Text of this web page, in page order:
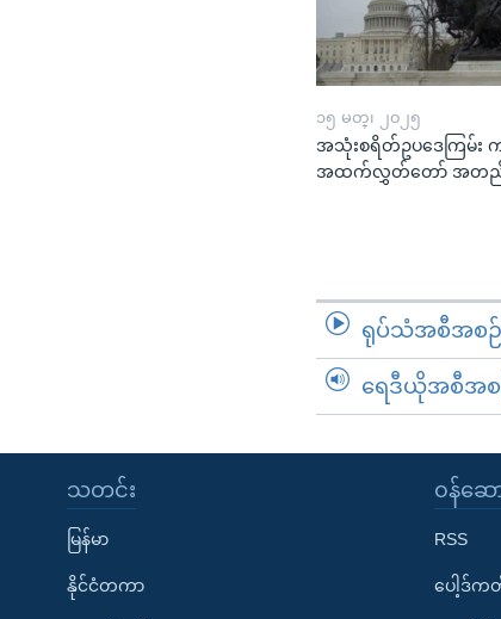
၁၅ မတ္၊ ၂၀၂၅
အသုံးစရိတ်ဥပဒေကြမ်း
အထက်လွှတ်တော် အတည်
ရုပ်သံအစီအစဉ်မ
ရေဒီယိုအစီအစဉ်
သတင်း
မြန်မာ
နိုင်ငံတကာ
၀န်ဆေ
RSS
ပေါ့ဒ်က